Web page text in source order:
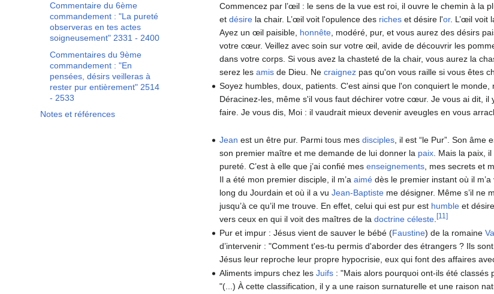
Commentaire du 6ème
commandement : "La pureté
observeras en tes actes
soigneusement" 2331 - 2400
Commentaires du 9ème
commandement : "En
pensées, désirs veilleras à
rester pur entièrement" 2514
- 2533
Notes et références
Commencez par l’œil : le sens de la vue est roi, il ouvre le chemin à la
etdésire la chair. L’œil voit l'opulence des riches et désire l'or. L’œil voit
Ayez un œil paisible, honnête , modéré, pur, et vous aurez des désirs
votre cœur. Veillez avec soin sur votre œil, avide de découvrir les
dans votre corps. Si vous avez la chasteté de la chair, vous aurez la
serez lesamis de Dieu. Necraignez pas qu'on vous raille si vous êtes
Soyez humbles, doux, patients. C'est ainsi que l'on conquiert le
Déracinez-les, même s'il vous faut déchirer votre cœur. Je vous ai dit,
faire. Je vous dis, Moi : il vaudrait mieux devenir aveugles en vous
Jean est un être pur. Parmi tous mesdisciples , il est “le Pur”. Son
son premier maître et me demande de lui donner la paix . Mais la paix,
pureté. C’est à elle que j’ai confié mesenseignements , mes secrets et
Il a été mon premier disciple, il m’aaimé dès le premier instant où il
long du Jourdain et où il a vuJean-Baptiste me désigner. Même s’il ne
jusqu’à ce qu’il me trouve. En effet, celui qui est pur est humble et
vers ceux en qui il voit des maîtres de ladoctrine céleste .[11]
Pur et impur : Jésus vient de sauver le bébé (Faustine) de la romaine
d’intervenir : "Comment t'es-tu permis d'aborder des étrangers ? Ils
Jésus leur reproche leur propre hypocrisie, eux qui font des affaires
Aliments impurs chez lesJuifs : "Mais alors pourquoi ont-ils été classés
"(...) À cette classification, il y a une raison surnaturelle et une raison